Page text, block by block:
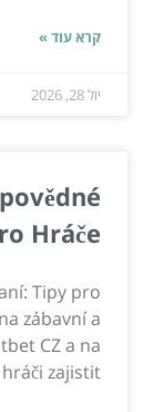
קרא עוד »
יול 28, 2026
Hráče
Tipy pro
zábavní a
CZ a na
zajistit,...